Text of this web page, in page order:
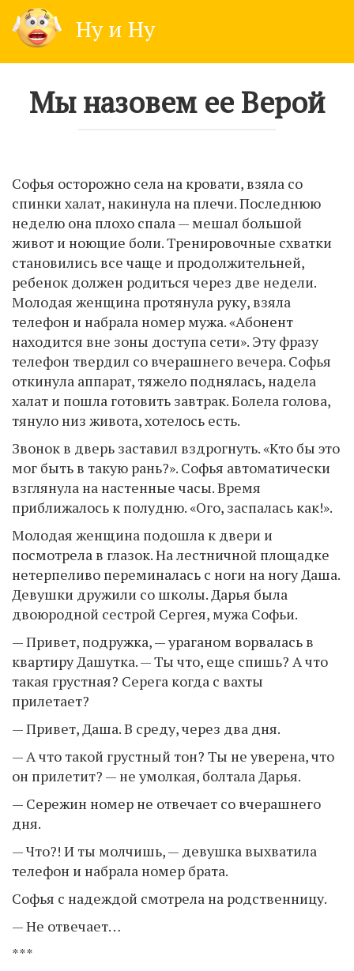
content
Ну и Ну
Мы назовем ее Верой
Софья осторожно села на кровати, взяла со
спинки халат, накинула на плечи. Последнюю
неделю она плохо спала — мешал большой
живот и ноющие боли. Тренировочные схватки
становились все чаще и продолжительней,
ребенок должен родиться через две недели.
Молодая женщина протянула руку, взяла
телефон и набрала номер мужа. «Абонент
находится вне зоны доступа сети». Эту фразу
телефон твердил со вчерашнего вечера. Софья
откинула аппарат, тяжело поднялась, надела
халат и пошла готовить завтрак. Болела голова,
тянуло низ живота, хотелось есть.
Звонок в дверь заставил вздрогнуть. «Кто бы это
мог быть в такую рань?». Софья автоматически
взглянула на настенные часы. Время
приближалось к полудню. «Ого, заспалась как!».
Молодая женщина подошла к двери и
посмотрела в глазок. На лестничной площадке
нетерпеливо переминалась с ноги на ногу Даша.
Девушки дружили со школы. Дарья была
двоюродной сестрой Сергея, мужа Софьи.
— Привет, подружка, — ураганом ворвалась в
квартиру Дашутка. — Ты что, еще спишь? А что
такая грустная? Серега когда с вахты
прилетает?
— Привет, Даша. В среду, через два дня.
— А что такой грустный тон? Ты не уверена, что
он прилетит? — не умолкая, болтала Дарья.
— Сережин номер не отвечает со вчерашнего
дня.
— Что?! И ты молчишь, — девушка выхватила
телефон и набрала номер брата.
Софья с надеждой смотрела на родственницу.
— Не отвечает…
***